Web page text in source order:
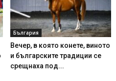
България
Вечер, в която конете, виното
и българските традиции се
срещнаха под...